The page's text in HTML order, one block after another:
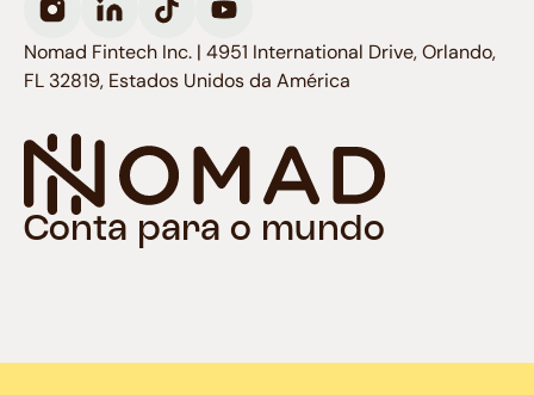
Conta para o mundo
Nomad Fintech Inc. | 4951 International Drive, Orlando,
FL 32819, Estados Unidos da América